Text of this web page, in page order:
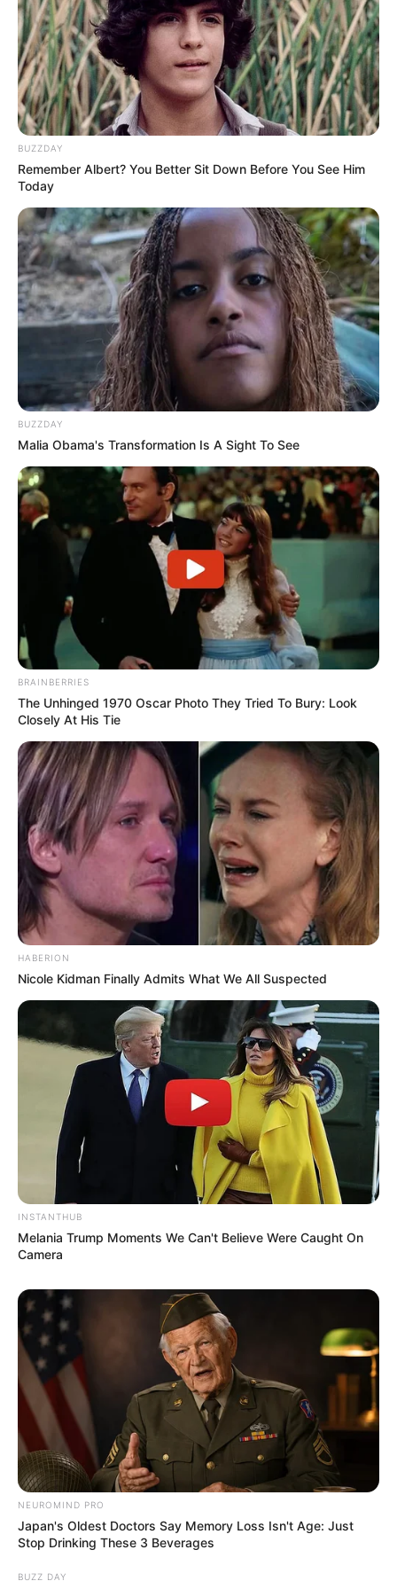
BUZZDAY
Remember Albert? You Better Sit Down Before You See Him
Today
BUZZDAY
Malia Obama's Transformation Is A Sight To See
BRAINBERRIES
The Unhinged 1970 Oscar Photo They Tried To Bury: Look
Closely At His Tie
HABERION
Nicole Kidman Finally Admits What We All Suspected
INSTANTHUB
Melania Trump Moments We Can't Believe Were Caught On
Camera
NEUROMIND PRO
Japan's Oldest Doctors Say Memory Loss Isn't Age: Just
Stop Drinking These 3 Beverages
BUZZ DAY